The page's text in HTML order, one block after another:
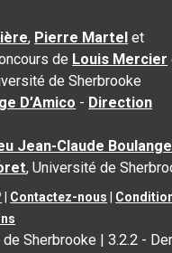
, Pierre Martel et
de Louis Mercier
de Sherbrooke
D’Amico - Direction
Jean-Claude
, Université de
Contactez-nous
de Sherbrooke |3.2.2 -